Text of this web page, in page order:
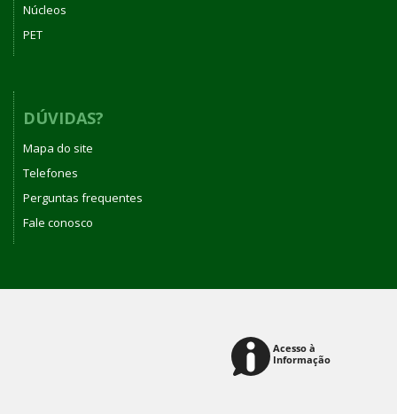
Núcleos
PET
DÚVIDAS?
Mapa do site
Telefones
Perguntas frequentes
Fale conosco